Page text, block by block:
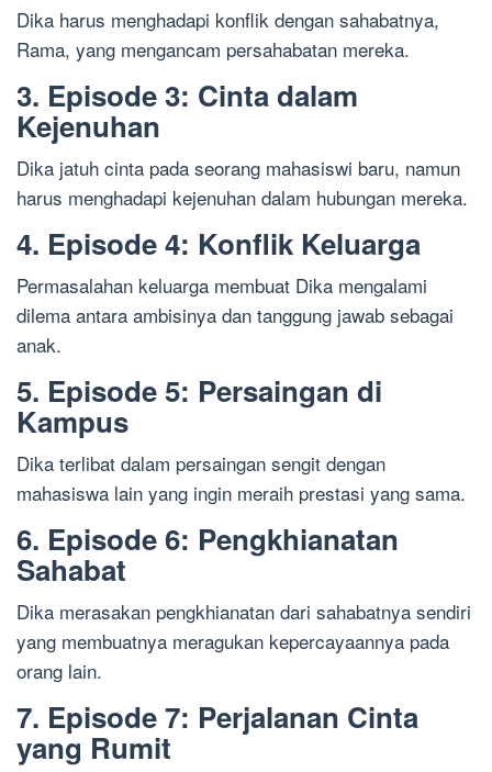
Dika harus menghadapi konflik dengan sahabatnya,
Rama, yang mengancam persahabatan mereka.
3. Episode 3: Cinta dalam
Kejenuhan
Dika jatuh cinta pada seorang mahasiswi baru, namun
harus menghadapi kejenuhan dalam hubungan mereka.
4. Episode 4: Konflik Keluarga
Permasalahan keluarga membuat Dika mengalami
dilema antara ambisinya dan tanggung jawab sebagai
anak.
5. Episode 5: Persaingan di
Kampus
Dika terlibat dalam persaingan sengit dengan
mahasiswa lain yang ingin meraih prestasi yang sama.
6. Episode 6: Pengkhianatan
Sahabat
Dika merasakan pengkhianatan dari sahabatnya sendiri
yang membuatnya meragukan kepercayaannya pada
orang lain.
7. Episode 7: Perjalanan Cinta
yang Rumit